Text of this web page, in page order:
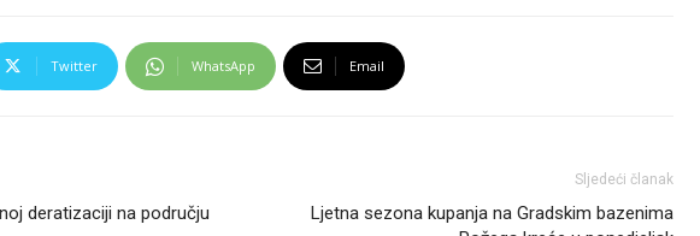
Twitter WhatsApp Email
deratizaciji na području
Sljedeći članak
Ljetna sezona kupanja na Gradskim bazenima